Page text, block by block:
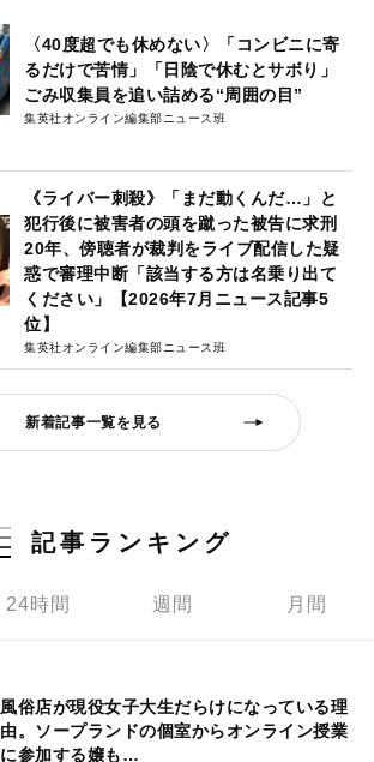
〈40度超でも休めない〉「コンビニに寄
るだけで苦情」「日陰で休むとサボり」
ごみ収集員を追い詰める“周囲の目”
集英社オンライン編集部ニュース班
《ライバー刺殺》「まだ動くんだ…」と
犯行後に被害者の頭を蹴った被告に求刑
20年、傍聴者が裁判をライブ配信した疑
惑で審理中断「該当する方は名乗り出て
ください」【2026年7月ニュース記事5
位】
集英社オンライン編集部ニュース班
新着記事一覧を見る
記事ランキング
24時間 週間 月間
風俗店が現役女子大生だらけになっている理
由。ソープランドの個室からオンライン授業
に参加する嬢も…